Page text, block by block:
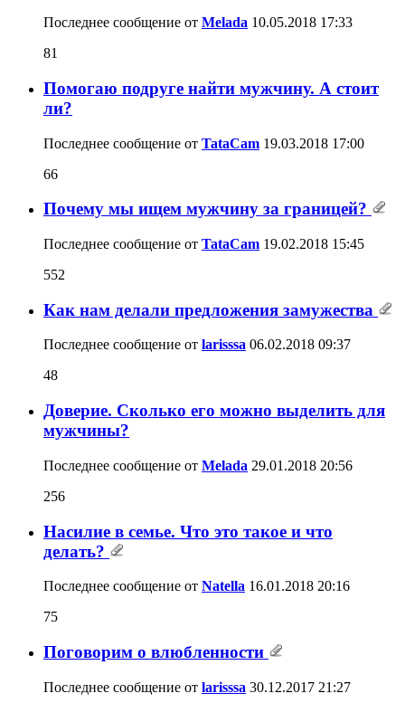
Последнее сообщение от Melada 10.05.2018 17:33
81
Помогаю подруге найти мужчину. А стоит
ли?
Последнее сообщение от TataCam 19.03.2018 17:00
66
Почему мы ищем мужчину за границей?
Последнее сообщение от TataCam 19.02.2018 15:45
552
Как нам делали предложения замужества
Последнее сообщение от larisssa 06.02.2018 09:37
48
Доверие. Сколько его можно выделить для
мужчины?
Последнее сообщение от Melada 29.01.2018 20:56
256
Насилие в семье. Что это такое и что
делать?
Последнее сообщение от Natella 16.01.2018 20:16
75
Поговорим о влюбленности
Последнее сообщение от larisssa 30.12.2017 21:27